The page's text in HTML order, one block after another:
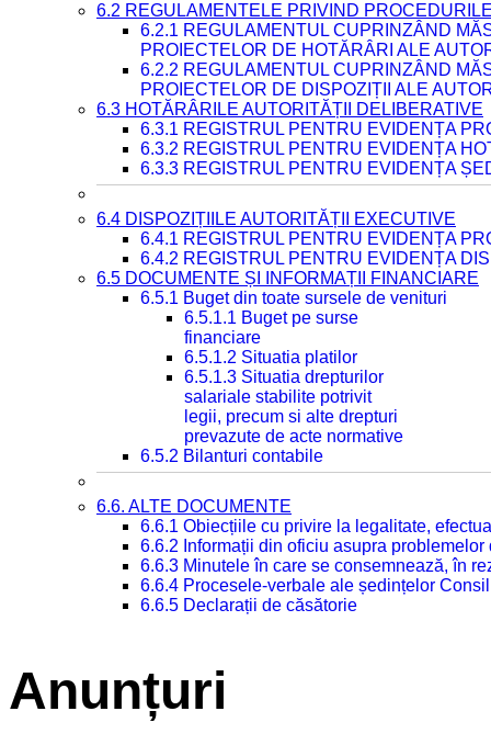
6.2 REGULAMENTELE PRIVIND
6.2.1 REGULAMENTUL CUPRINZÂND
PROIECTELOR DE HOTĂRÂRI ALE
6.2.2 REGULAMENTUL CUPRINZÂND
PROIECTELOR DE DISPOZIȚII ALE
6.3 HOTĂRÂRILE AUTORITĂȚII DELIBERATIVE
6.3.1 REGISTRUL PENTRU EVIDENȚA
6.3.2 REGISTRUL PENTRU EVIDENȚA
6.3.3 REGISTRUL PENTRU EVIDENȚA
6.4 DISPOZIȚIILE AUTORITĂȚII EXECUTIVE
6.4.1 REGISTRUL PENTRU EVIDENȚA
6.4.2 REGISTRUL PENTRU EVIDENȚA
6.5 DOCUMENTE ȘI INFORMAȚII FINANCIARE
6.5.1 Buget din toate sursele de venituri
6.5.1.1 Buget pe surse
financiare
6.5.1.2 Situatia platilor
6.5.1.3 Situatia drepturilor
salariale stabilite potrivit
legii, precum si alte drepturi
prevazute de acte normative
6.5.2 Bilanturi contabile
6.6. ALTE DOCUMENTE
6.6.1 Obiecțiile cu privire la legalitate,
6.6.2 Informații din oficiu asupra
6.6.3 Minutele în care se consemnează, în
6.6.4 Procesele-verbale ale ședințelor
6.6.5 Declarații de căsătorie
Anunțuri